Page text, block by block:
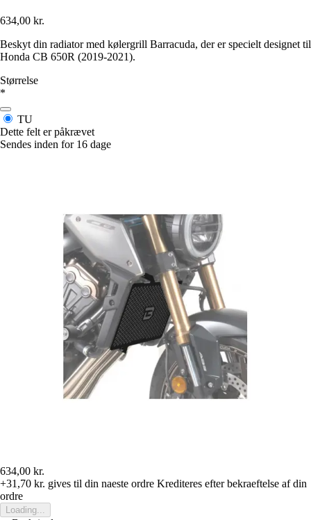
634,00 kr.
Beskyt din radiator med kølergrill Barracuda, der er specielt designet til
Honda CB 650R (2019-2021).
Størrelse
*
TU
Dette felt er påkrævet
Sendes inden for 16 dage
634,00 kr.
+31,70 kr. gives til din naeste ordre Krediteres efter bekraeftelse af din
ordre
Loading...